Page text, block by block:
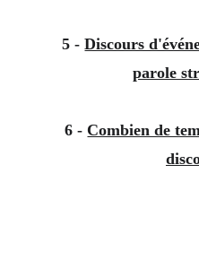
5 - Discours
parole
6 - Combien de